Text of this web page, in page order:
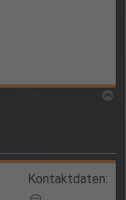
Kontaktdaten: